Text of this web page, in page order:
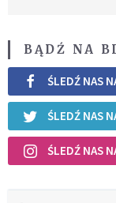
BĄDŹ NA
ŚLEDŹ NAS
ŚLEDŹ NAS
ŚLEDŹ NAS